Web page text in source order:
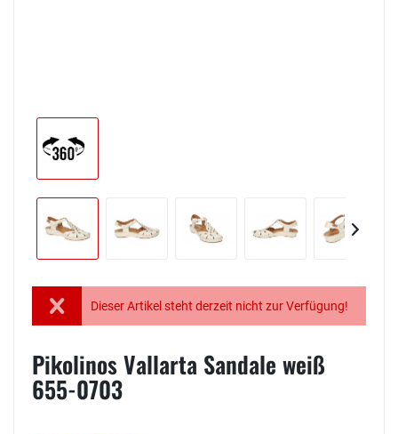
Dieser Artikel steht derzeit nicht zur Verfügung!
Pikolinos Vallarta Sandale weiß
655-0703